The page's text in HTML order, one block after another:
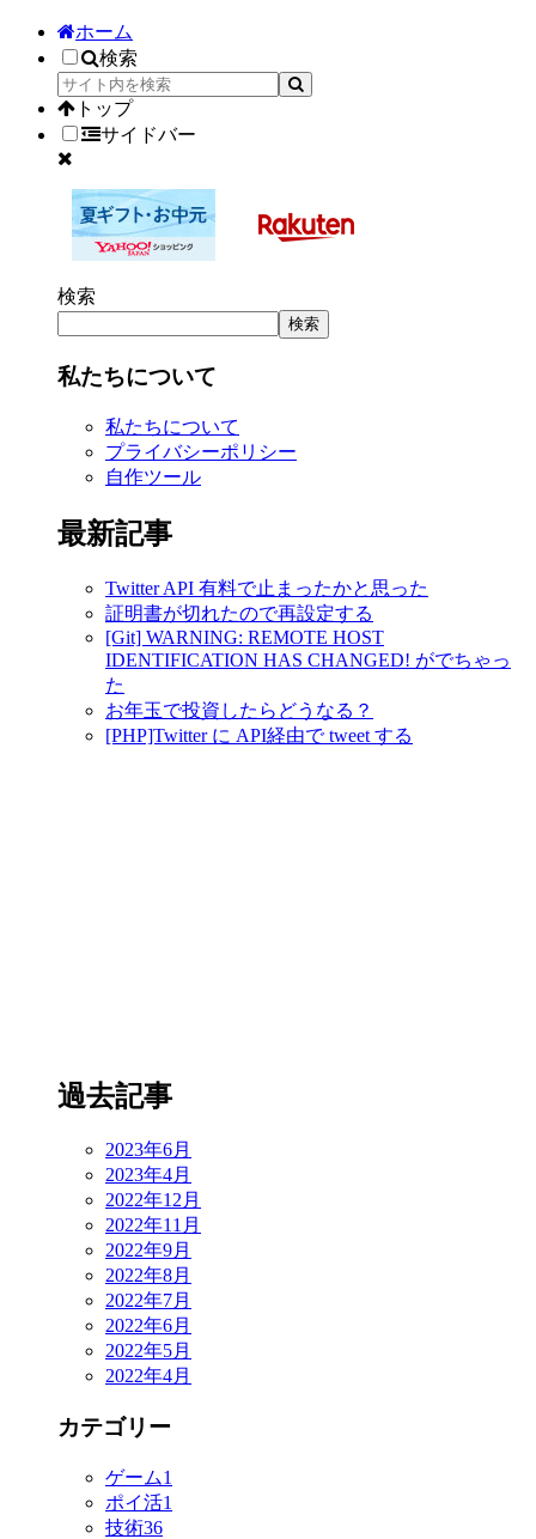
ホーム
検索
トップ
サイドバー
検索
検索
私たちについて
私たちについて
プライバシーポリシー
自作ツール
最新記事
Twitter API 有料で止まったかと思った
証明書が切れたので再設定する
[Git] WARNING: REMOTE HOST
IDENTIFICATION HAS CHANGED! がでちゃっ
た
お年玉で投資したらどうなる？
[PHP]Twitter に API経由で tweet する
過去記事
2023年6月
2023年4月
2022年12月
2022年11月
2022年9月
2022年8月
2022年7月
2022年6月
2022年5月
2022年4月
カテゴリー
ゲーム1
ポイ活1
技術36